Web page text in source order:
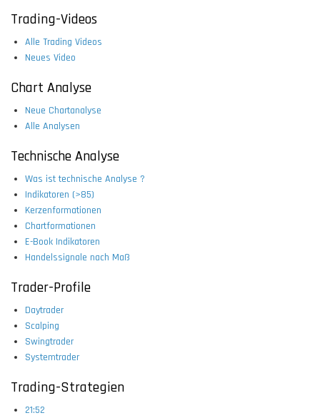
Trading-Videos
Alle Trading Videos
Neues Video
Chart Analyse
Neue Chartanalyse
Alle Analysen
Technische Analyse
Was ist technische Analyse ?
Indikatoren (>85)
Kerzenformationen
Chartformationen
E-Book Indikatoren
Handelssignale nach Maß
Trader-Profile
Daytrader
Scalping
Swingtrader
Systemtrader
Trading-Strategien
21:52